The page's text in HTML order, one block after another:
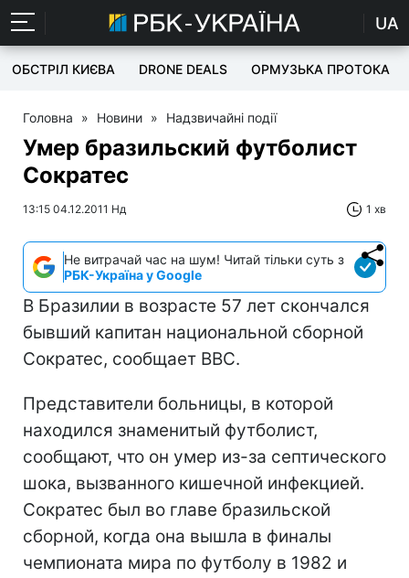
UA
ОБСТРІЛ КИЄВА DRONE DEALS ОРМУЗЬКА ПРОТОКА
Головна » Новини » Надзвичайні події
Умер бразильский футболист
Сократес
13:15 04.12.2011 Нд 1 хв
Не витрачай час на шум! Читай тільки суть з
РБК-Україна у Google
В Бразилии в возрасте 57 лет скончался
бывший капитан национальной сборной
Сократес, сообщает BBC.
Представители больницы, в которой
находился знаменитый футболист,
сообщают, что он умер из-за септического
шока, вызванного кишечной инфекцией.
Сократес был во главе бразильской
сборной, когда она вышла в финалы
чемпионата мира по футболу в 1982 и